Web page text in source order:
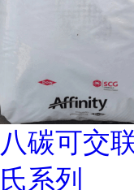
八碳可交
氏系列